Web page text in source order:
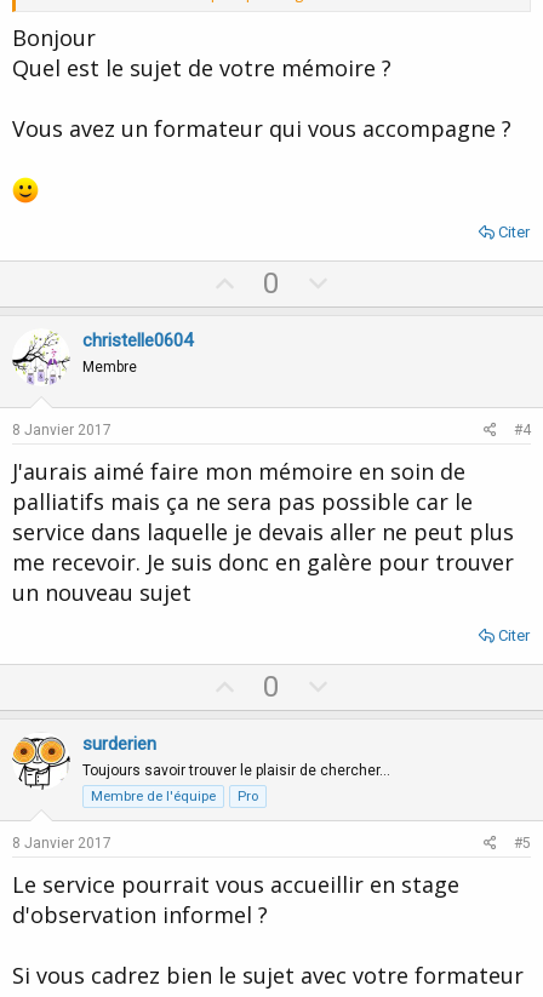
Bonjour
Quel est le sujet de votre mémoire ?
Vous avez un formateur qui vous accompagne ?
Citer
p
t
0
o
v
e
christelle0604
Membre
8 Janvier 2017 #4
J'aurais aimé faire mon mémoire en soin de
palliatifs mais ça ne sera pas possible car le
service dans laquelle je devais aller ne peut plus
me recevoir. Je suis donc en galère pour trouver
un nouveau sujet
Citer
p
o
t
e
0
o
n
o
e
surderien
Toujours savoir trouver le plaisir de chercher…
Membre de l'équipe Pro
8 Janvier 2017 #5
Le service pourrait vous accueillir en stage
d'observation informel ?
Si vous cadrez bien le sujet avec votre formateur